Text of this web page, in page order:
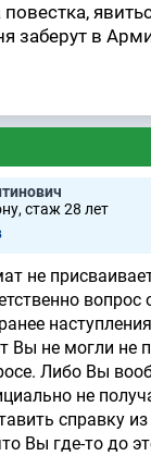
заберут в
стаж 28 лет
не
Вы не могли не
Либо Вы
не
справку
Вы где-то до